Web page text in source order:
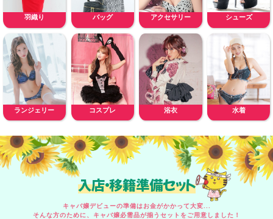
羽織り バッグ アクセサリー シューズ
ランジェリー コスプレ 浴衣 水着
入店・移籍準備セット
キャバ嬢デビューの準備はお金がかかって大変...
そんな方のために、キャバ嬢必需品が揃うセットをご用意しました！